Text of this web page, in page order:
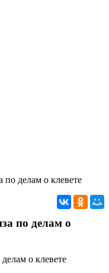
по делам о клевете
по делам о